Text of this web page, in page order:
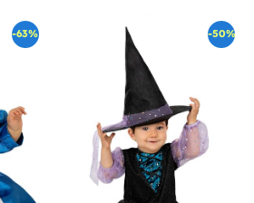
-63% -50%